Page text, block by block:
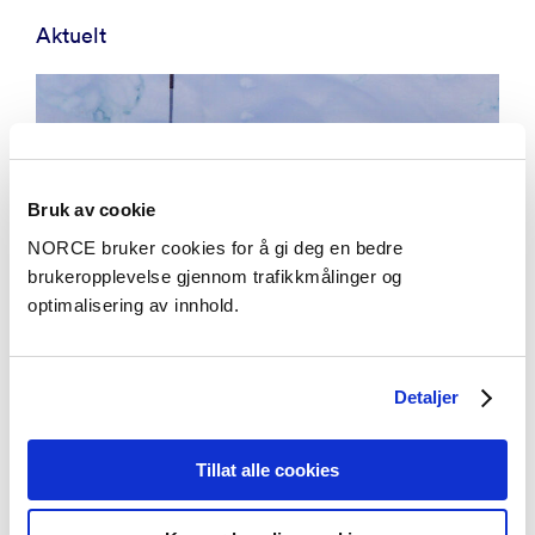
Bruk av cookie
NORCE bruker cookies for å gi deg en bedre
brukeropplevelse gjennom trafikkmålinger og
optimalisering av innhold.
Detaljer
Tillat alle cookies
Aktuelt